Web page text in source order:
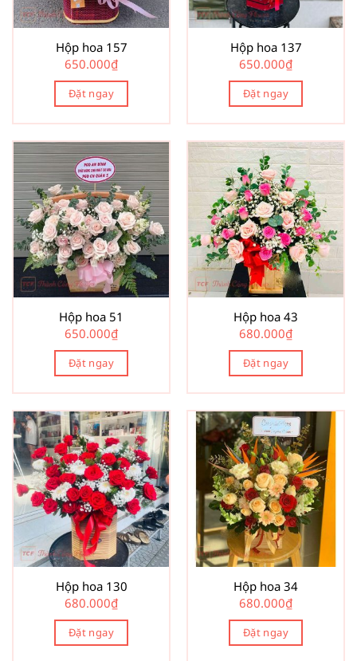
Hộp hoa 157
650.000₫
Đặt ngay
Hộp hoa 137
650.000₫
Đặt ngay
Hộp hoa 51
650.000₫
Đặt ngay
Hộp hoa 43
680.000₫
Đặt ngay
Hộp hoa 130
680.000₫
Đặt ngay
Hộp hoa 34
680.000₫
Đặt ngay